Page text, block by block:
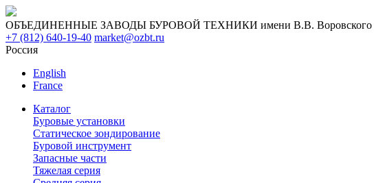
ОБЪЕДИНЕННЫЕ ЗАВОДЫ БУРОВОЙ ТЕХНИКИ имени В.В. Воровского
+7 (812) 640-19-40 market@ozbt.ru
Россия
English
France
Каталог
Буровые установки
Статическое зондирование
Буровой инструмент
Запасные части
Тяжелая серия